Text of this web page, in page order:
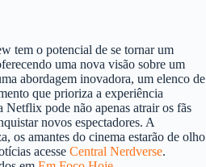
tem o potencial de se tornar um
uma nova visão sobre um
abordagem inovadora, um elenco de
que prioriza a experiência
Netflix pode não apenas atrair os fãs
novos espectadores. A
os amantes do cinema estarão de olho
acesse Central Nerdverse.